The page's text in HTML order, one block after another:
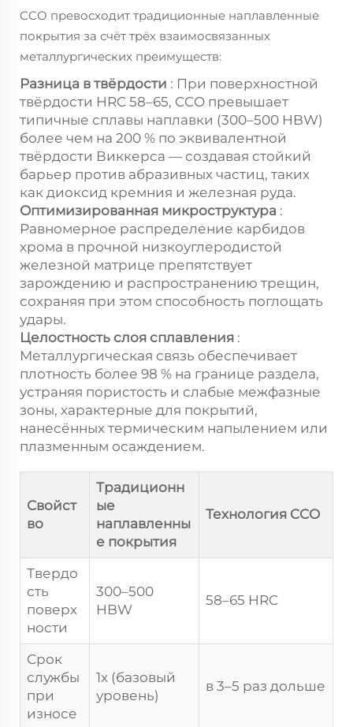
CCO превосходит традиционные наплавленные
покрытия за счёт трёх взаимосвязанных
металлургических преимуществ:
Разница в твёрдости : При поверхностной
твёрдости HRC 58–65, CCO превышает
типичные сплавы наплавки (300–500 HBW)
более чем на 200 % по эквивалентной
твёрдости Виккерса — создавая стойкий
барьер против абразивных частиц, таких
как диоксид кремния и железная руда.
Оптимизированная микроструктура :
Равномерное распределение карбидов
хрома в прочной низкоуглеродистой
железной матрице препятствует
зарождению и распространению трещин,
сохраняя при этом способность поглощать
удары.
Целостность слоя сплавления :
Металлургическая связь обеспечивает
плотность более 98 % на границе раздела,
устраняя пористость и слабые межфазные
зоны, характерные для покрытий,
нанесённых термическим напылением или
плазменным осаждением.
Свойст
во
Традиционн
ые
наплавленны
е покрытия
Технология CCO
Твердо
сть
поверх
ности
300–500
HBW
58–65 HRC
Срок
службы
при
износе
1x (базовый
уровень)
в 3–5 раз дольше